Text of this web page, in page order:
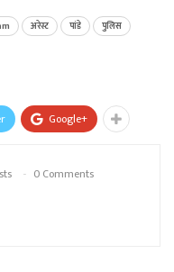
अरेस्ट पांडे
पुलिस
Google+
0 Comments